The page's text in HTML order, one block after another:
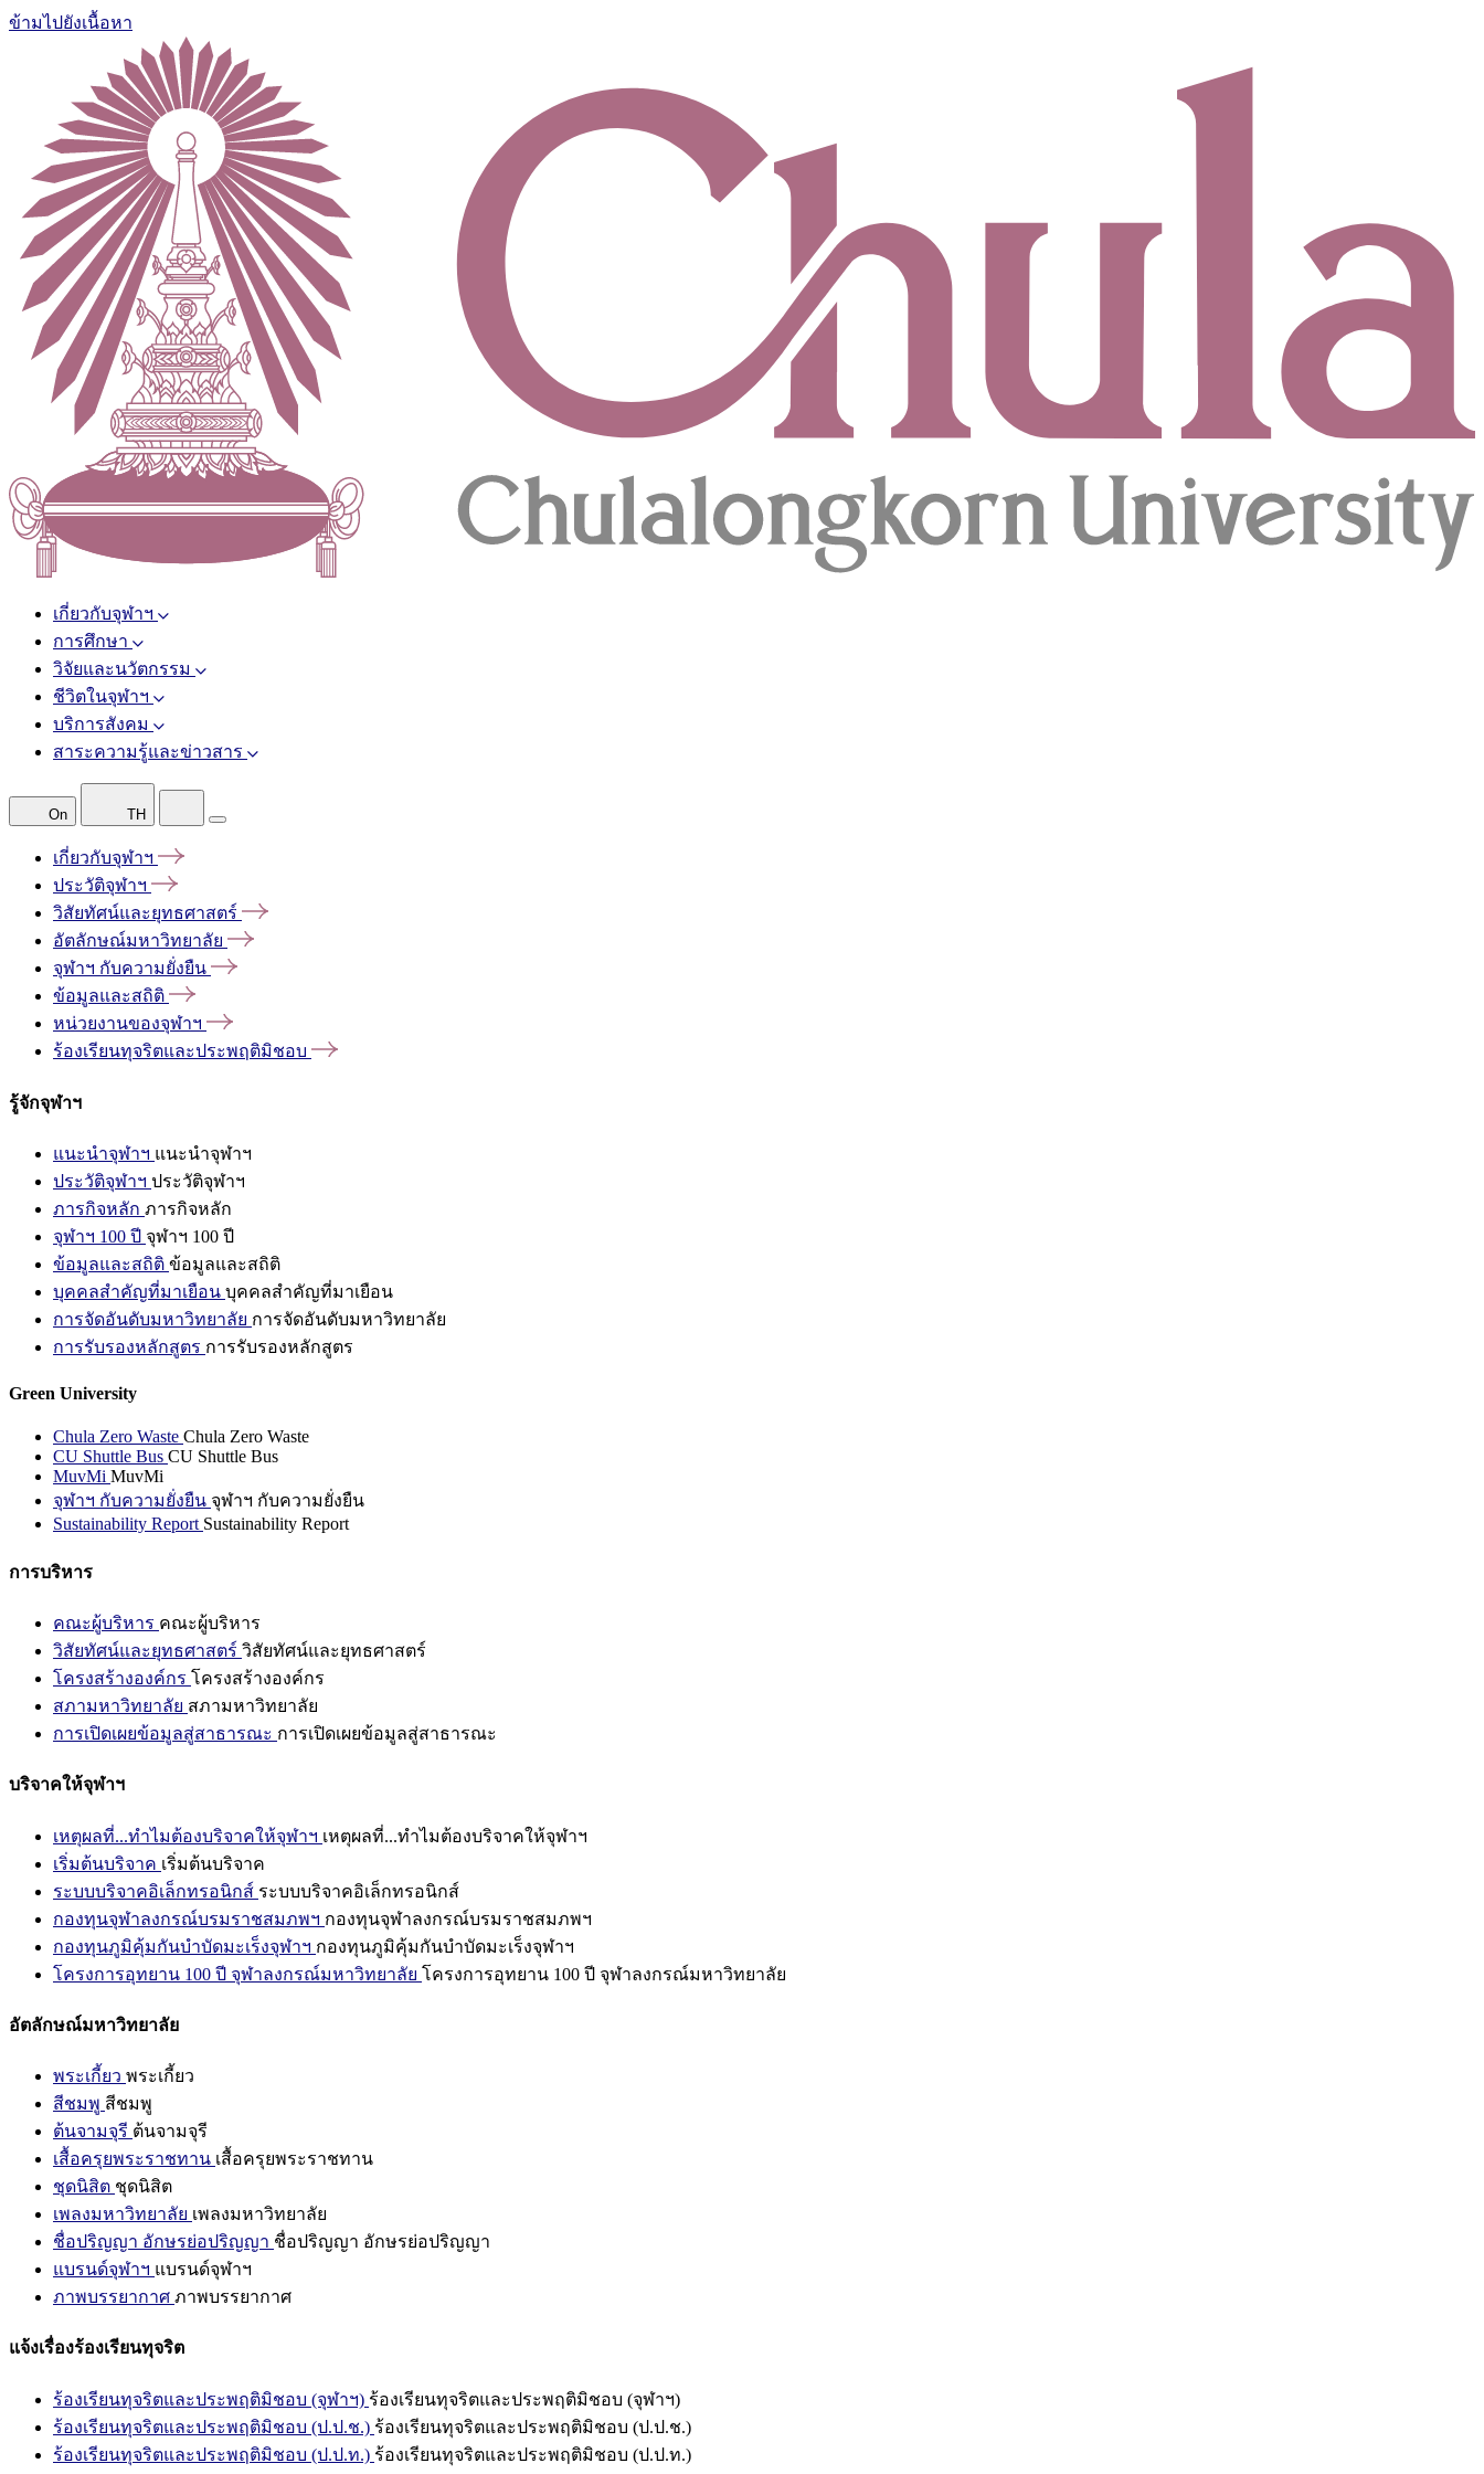
ข้ามไปยังเนื้อหา
เกี่ยวกับจุฬาฯ
การศึกษา
วิจัยและนวัตกรรม
ชีวิตในจุฬาฯ
บริการสังคม
สาระความรู้และข่าวสาร
On TH
เกี่ยวกับจุฬาฯ
ประวัติจุฬาฯ
วิสัยทัศน์และยุทธศาสตร์
อัตลักษณ์มหาวิทยาลัย
จุฬาฯ กับความยั่งยืน
ข้อมูลและสถิติ
หน่วยงานของจุฬาฯ
ร้องเรียนทุจริตและประพฤติมิชอบ
รู้จักจุฬาฯ
แนะนำจุฬาฯ แนะนำจุฬาฯ
ประวัติจุฬาฯ ประวัติจุฬาฯ
ภารกิจหลัก ภารกิจหลัก
จุฬาฯ 100 ปี จุฬาฯ 100 ปี
ข้อมูลและสถิติ ข้อมูลและสถิติ
บุคคลสำคัญที่มาเยือน บุคคลสำคัญที่มาเยือน
การจัดอันดับมหาวิทยาลัย การจัดอันดับมหาวิทยาลัย
การรับรองหลักสูตร การรับรองหลักสูตร
Green University
Chula Zero Waste Chula Zero Waste
CU Shuttle Bus CU Shuttle Bus
MuvMi MuvMi
จุฬาฯ กับความยั่งยืน จุฬาฯ กับความยั่งยืน
Sustainability Report Sustainability Report
การบริหาร
คณะผู้บริหาร คณะผู้บริหาร
วิสัยทัศน์และยุทธศาสตร์ วิสัยทัศน์และยุทธศาสตร์
โครงสร้างองค์กร โครงสร้างองค์กร
สภามหาวิทยาลัย สภามหาวิทยาลัย
การเปิดเผยข้อมูลสู่สาธารณะ การเปิดเผยข้อมูลสู่สาธารณะ
บริจาคให้จุฬาฯ
เหตุผลที่...ทำไมต้องบริจาคให้จุฬาฯ เหตุผลที่...ทำไมต้องบริจาคให้จุฬาฯ
เริ่มต้นบริจาค เริ่มต้นบริจาค
ระบบบริจาคอิเล็กทรอนิกส์ ระบบบริจาคอิเล็กทรอนิกส์
กองทุนจุฬาลงกรณ์บรมราชสมภพฯ กองทุนจุฬาลงกรณ์บรมราชสมภพฯ
กองทุนภูมิคุ้มกันบำบัดมะเร็งจุฬาฯ กองทุนภูมิคุ้มกันบำบัดมะเร็งจุฬาฯ
โครงการอุทยาน 100 ปี จุฬาลงกรณ์มหาวิทยาลัย โครงการอุทยาน 100 ปี จุฬาลงกรณ์มหาวิทยาลัย
อัตลักษณ์มหาวิทยาลัย
พระเกี้ยว พระเกี้ยว
สีชมพู สีชมพู
ต้นจามจุรี ต้นจามจุรี
เสื้อครุยพระราชทาน เสื้อครุยพระราชทาน
ชุดนิสิต ชุดนิสิต
เพลงมหาวิทยาลัย เพลงมหาวิทยาลัย
ชื่อปริญญา อักษรย่อปริญญา ชื่อปริญญา อักษรย่อปริญญา
แบรนด์จุฬาฯ แบรนด์จุฬาฯ
ภาพบรรยากาศ ภาพบรรยากาศ
แจ้งเรื่องร้องเรียนทุจริต
ร้องเรียนทุจริตและประพฤติมิชอบ (จุฬาฯ) ร้องเรียนทุจริตและประพฤติมิชอบ (จุฬาฯ)
ร้องเรียนทุจริตและประพฤติมิชอบ (ป.ป.ช.) ร้องเรียนทุจริตและประพฤติมิชอบ (ป.ป.ช.)
ร้องเรียนทุจริตและประพฤติมิชอบ (ป.ป.ท.) ร้องเรียนทุจริตและประพฤติมิชอบ (ป.ป.ท.)